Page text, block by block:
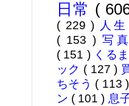
まです。 謎の代替
番号...
日常 (
( 229 ) 人生
( 153 ) 写
( 151 ) くるま
ック ( 127 )
ちそう ( 113 )
ン ( 101 ) 息